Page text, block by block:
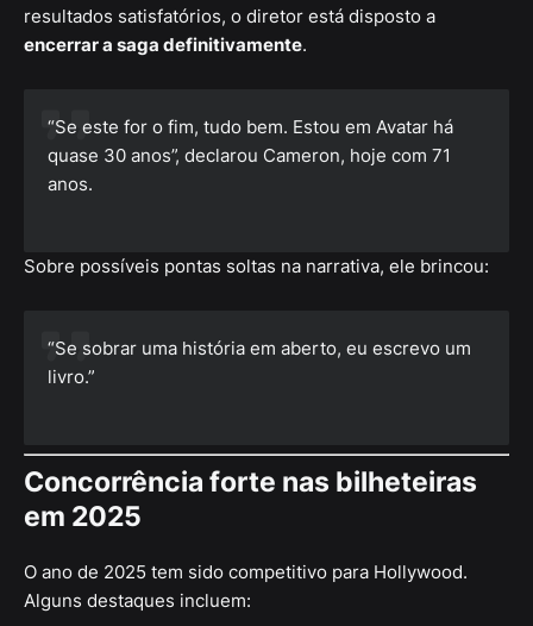
resultados satisfatórios, o diretor está disposto a
encerrar a saga definitivamente.
“Se este for o fim, tudo bem. Estou em Avatar há
quase 30 anos”, declarou Cameron, hoje com 71
anos.
Sobre possíveis pontas soltas na narrativa, ele brincou:
“Se sobrar uma história em aberto, eu escrevo um
livro.”
Concorrência forte nas bilheteiras
em 2025
O ano de 2025 tem sido competitivo para Hollywood.
Alguns destaques incluem: